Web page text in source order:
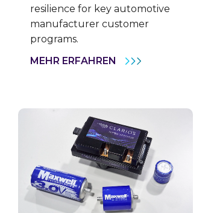
resilience for key automotive
manufacturer customer
programs.
MEHR ERFAHREN CLARIOS
IN
MICHIGAN,
AS
ASSEMBLY
SITE
FOR
SYSTEMS